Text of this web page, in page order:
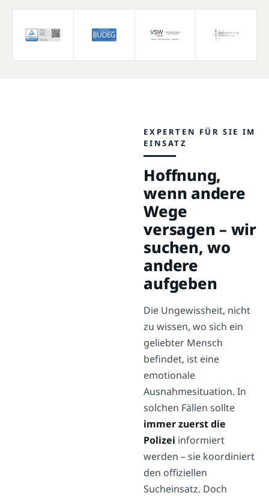
EXPERTEN FÜR SIE IM
EINSATZ
Hoffnung,
wenn andere
Wege
versagen – wir
suchen, wo
andere
aufgeben
Die Ungewissheit, nicht
zu wissen, wo sich ein
geliebter Mensch
befindet, ist eine
emotionale
Ausnahmesituation. In
solchen Fällen sollte
immer zuerst die
Polizei informiert
werden – sie koordiniert
den offiziellen
Sucheinsatz. Doch